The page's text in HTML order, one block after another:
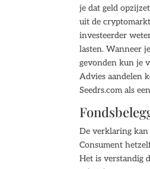
je dat geld
uit de
investeerder
lasten. Wanneer
gevonden kun je
Advies aandelen
Seedrs.com als
De verklaring
Consument
Het is verstandig